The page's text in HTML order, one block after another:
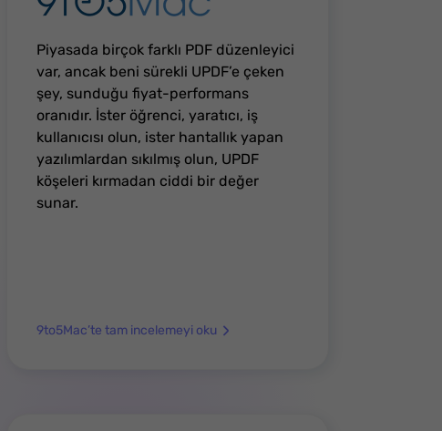
Piyasada birçok farklı PDF düzenleyici
var, ancak beni sürekli UPDF’e çeken
şey, sunduğu fiyat-performans
oranıdır. İster öğrenci, yaratıcı, iş
kullanıcısı olun, ister hantallık yapan
yazılımlardan sıkılmış olun, UPDF
köşeleri kırmadan ciddi bir değer
sunar.
9to5Mac’te tam incelemeyi oku